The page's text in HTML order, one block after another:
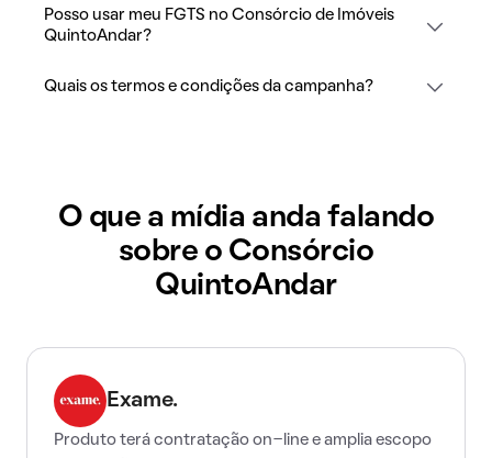
Posso usar meu FGTS no Consórcio de Imóveis
QuintoAndar?
Quais os termos e condições da campanha?
O que a mídia anda falando
sobre o Consórcio
QuintoAndar
Exame.
Produto terá contratação on-line e amplia escopo